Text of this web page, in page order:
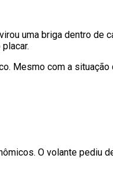
uma briga dentro de
Mesmo com a situação
O volante pediu